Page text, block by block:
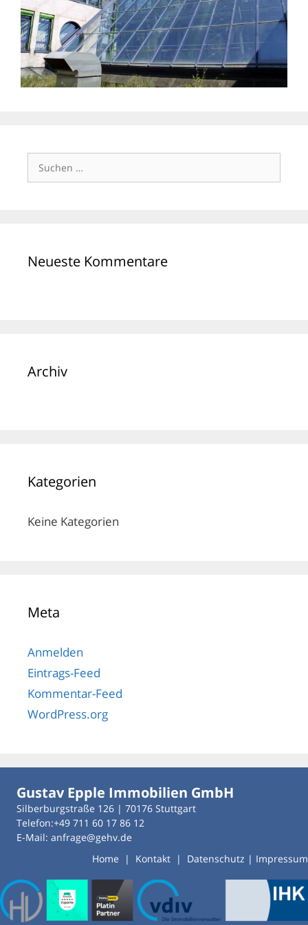
Suchen
nach:
Neueste Kommentare
Archiv
Kategorien
Keine Kategorien
Meta
Anmelden
Eintrags-Feed
Kommentar-Feed
WordPress.org
Gustav Epple Immobilien GmbH
Silberburgstraße 126 | 70176 Stuttgart
Telefon:+49 711 60 17 86 12
E-Mail: anfrage@gehv.de
Home | Kontakt | Datenschutz | Impressum